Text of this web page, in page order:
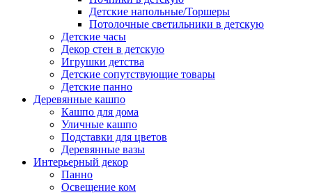
Детские напольные/Торшеры
Потолочные светильники в детскую
Детские часы
Декор стен в детскую
Игрушки детства
Детские сопутствующие товары
Детские панно
Деревянные кашпо
Кашпо для дома
Уличные кашпо
Подставки для цветов
Деревянные вазы
Интерьерный декор
Панно
Освещение ком